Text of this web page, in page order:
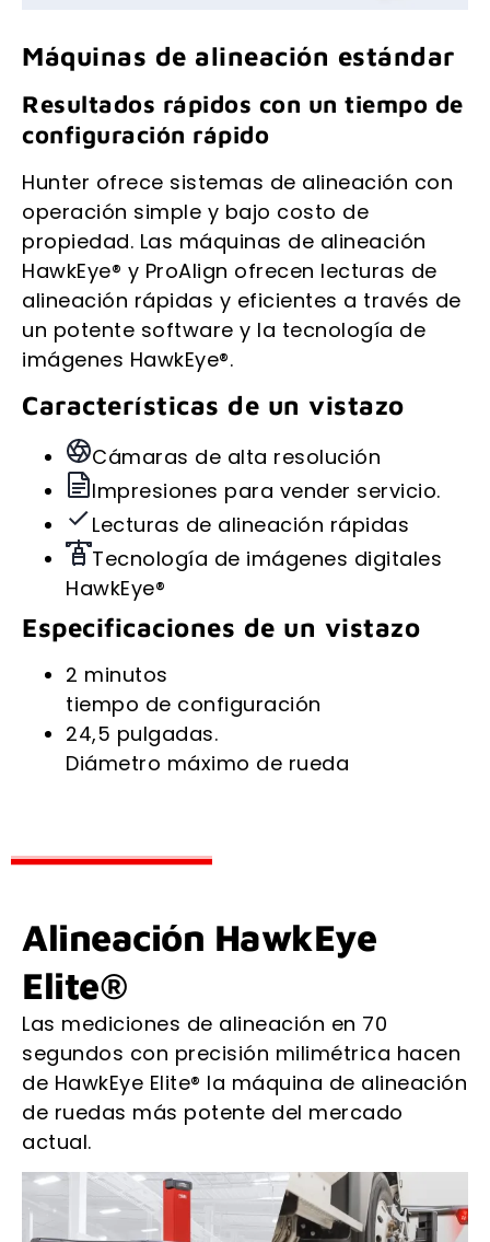
Máquinas de alineación estándar
Resultados rápidos con un tiempo de
configuración rápido
Hunter ofrece sistemas de alineación con
operación simple y bajo costo de
propiedad. Las máquinas de alineación
HawkEye® y ProAlign ofrecen lecturas de
alineación rápidas y eficientes a través de
un potente software y la tecnología de
imágenes HawkEye®.
Características de un vistazo
Cámaras de alta resolución
Impresiones para vender servicio.
Lecturas de alineación rápidas
Tecnología de imágenes digitales
HawkEye®
Especificaciones de un vistazo
2 minutos
tiempo de configuración
24,5 pulgadas.
Diámetro máximo de rueda
Alineación HawkEye
Elite®
Las mediciones de alineación en 70
segundos con precisión milimétrica hacen
de HawkEye Elite® la máquina de alineación
de ruedas más potente del mercado
actual.